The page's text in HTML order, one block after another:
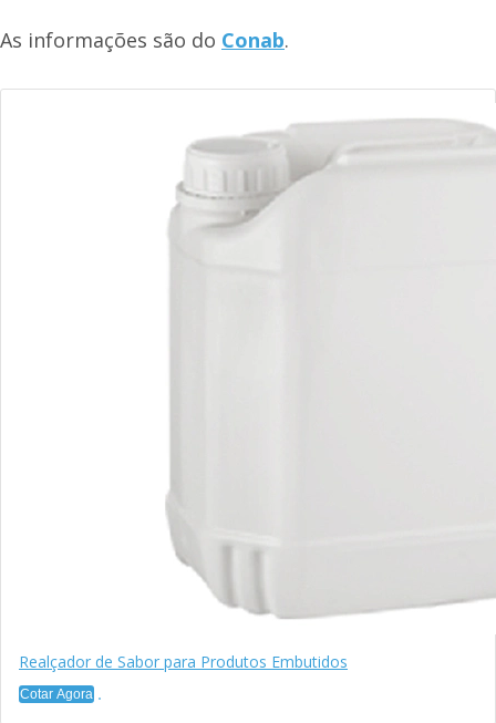
As informações são do Conab.
Realçador de Sabor para Produtos Embutidos
Cotar Agora